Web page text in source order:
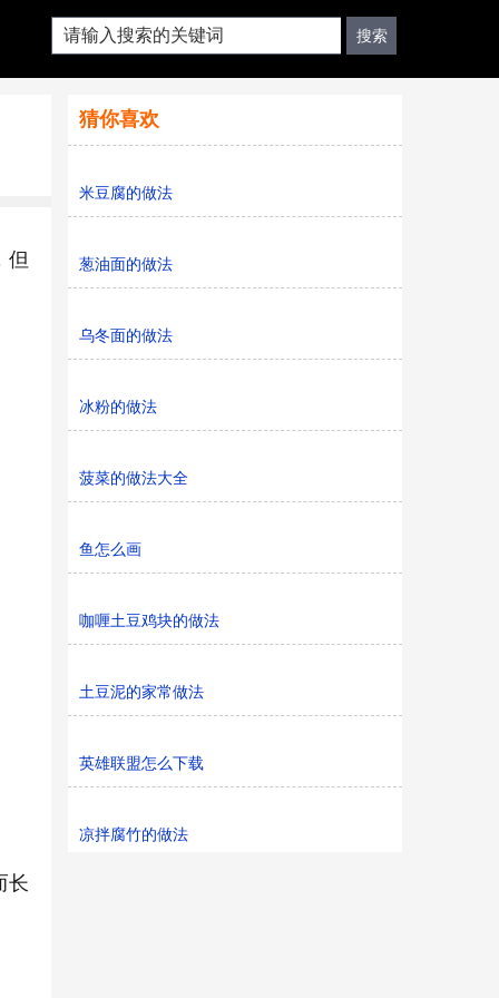
但
长
猜你喜欢
米豆腐的做法
葱油面的做法
乌冬面的做法
冰粉的做法
菠菜的做法大全
鱼怎么画
咖喱土豆鸡块的做法
土豆泥的家常做法
英雄联盟怎么下载
凉拌腐竹的做法